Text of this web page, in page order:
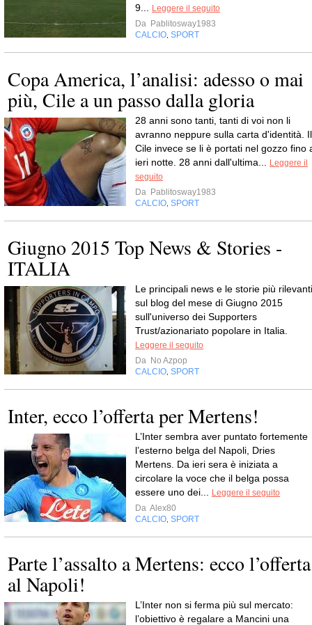
9...
Leggere il seguito
Da Pablitosway1983
CALCIO SPORT
Copa America, l’analisi: adesso o mai
più, Cile a un passo dalla gloria
28 anni sono tanti, tanti di voi non li
avranno neppure sulla carta d'identità. Il
Cile invece se li è portati nel gozzo fino
ieri notte. 28 anni dall'ultima...
Leggere il
seguito
Da Pablitosway1983
CALCIO SPORT
Giugno 2015 Top News & Stories -
ITALIA
Le principali news e le storie più rilevanti
sul blog del mese di Giugno 2015
sull'universo dei Supporters
Trust/azionariato popolare in Italia.
Leggere il seguito
Da No Azpop
CALCIO SPORT
Inter, ecco l’offerta per Mertens!
L’Inter sembra aver puntato fortemente
l’esterno belga del Napoli, Dries
Mertens. Da ieri sera è iniziata a
circolare la voce che il belga possa
essere uno dei...
Leggere il seguito
Da Alex80
CALCIO SPORT
Parte l’assalto a Mertens: ecco l’offerta
al Napoli!
L’Inter non si ferma più sul mercato:
l’obiettivo è regalare a Mancini una